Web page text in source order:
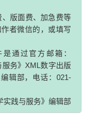
版面费、加急费等
者微信的，或填写
通过官方邮箱：
务》XML数字出版
辑部，电话：021-
用进展
制剂的研究进展
病毒载体研究进展